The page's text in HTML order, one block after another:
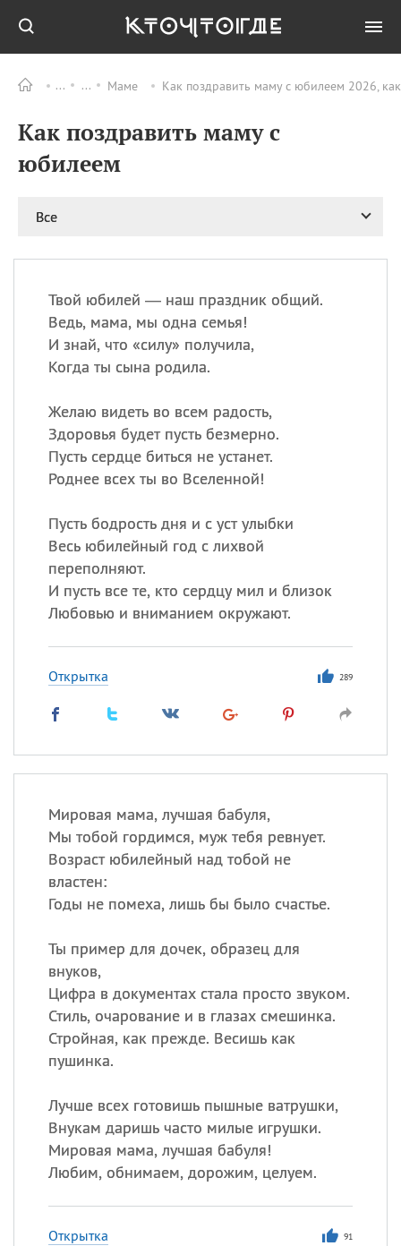
Маме Как поздравить маму с юбилеем 2026,
Как поздравить маму с
юбилеем
Все
Твой юбилей — наш праздник общий.
Ведь, мама, мы одна семья!
И знай, что «силу» получила,
Когда ты сына родила.
Желаю видеть во всем радость,
Здоровья будет пусть безмерно.
Пусть сердце биться не устанет.
Роднее всех ты во Вселенной!
Пусть бодрость дня и с уст улыбки
Весь юбилейный год с лихвой
переполняют.
И пусть все те, кто сердцу мил и близок
Любовью и вниманием окружают.
Открытка 289
Мировая мама, лучшая бабуля,
Мы тобой гордимся, муж тебя ревнует.
Возраст юбилейный над тобой не
властен:
Годы не помеха, лишь бы было счастье.
Ты пример для дочек, образец для
внуков,
Цифра в документах стала просто звуком.
Стиль, очарование и в глазах смешинка.
Стройная, как прежде. Весишь как
пушинка.
Лучше всех готовишь пышные ватрушки,
Внукам даришь часто милые игрушки.
Мировая мама, лучшая бабуля!
Любим, обнимаем, дорожим, целуем.
Открытка 91
ПРАЗДНИКИ Все
09.08 День памяти
великомученика и
Николая Чудотворца
11.08 День полета на
11.08 День Святой Клары —
покровительницы
телевидения
Сегодня празднуют именины
Герман,Иван
Анфиса
Посмотреть значениеи
происхождение